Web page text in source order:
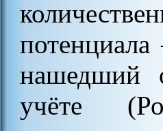
нашедший
учёте